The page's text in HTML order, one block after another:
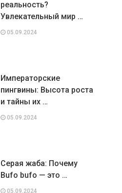
реальность?
Увлекательный мир …
05.09.2024
Императорские
пингвины: Высота роста
и тайны их …
05.09.2024
Серая жаба: Почему
Bufo bufo — это …
05.09.2024